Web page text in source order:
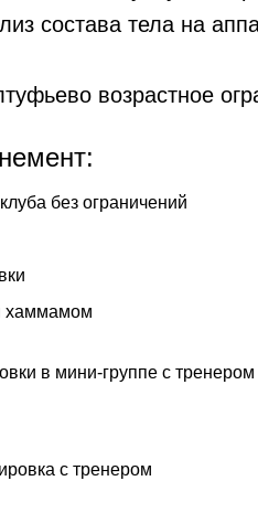
состава тела на
возрастное
без ограничений
хаммамом
в мини-группе с тренером
с тренером